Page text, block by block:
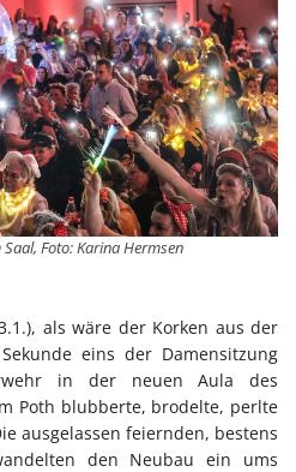
Foto: Karina Hermsen
als wäre der Korken aus der
eins der Damensitzung
in der neuen Aula des
Poth blubberte, brodelte, perlte
ausgelassen feiernden, bestens
den Neubau ein ums